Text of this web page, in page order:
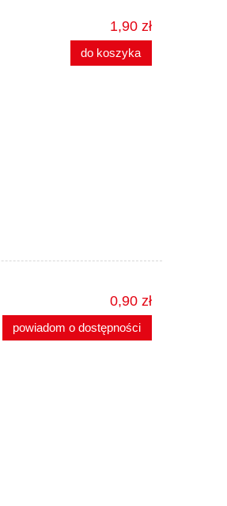
1,90 zł
do koszyka
0,90 zł
powiadom o dostępności